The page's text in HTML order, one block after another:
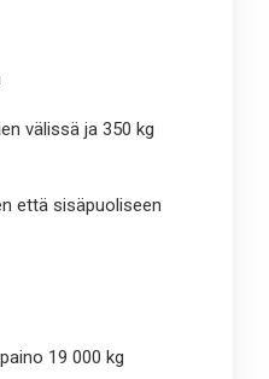
välissä ja 350 kg
että sisäpuoliseen
19 000 kg